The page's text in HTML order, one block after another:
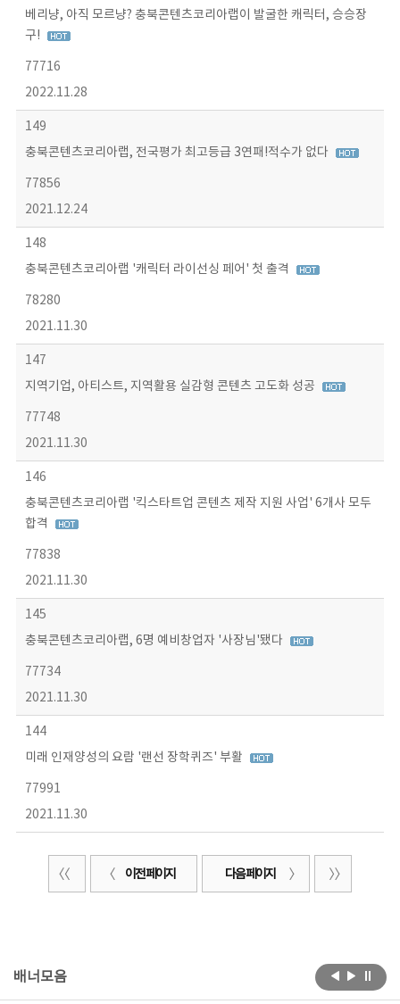
베리냥, 아직 모르냥? 충북콘텐츠코리아랩이 발굴한 캐릭터, 승승장
구!
77716
2022.11.28
149
충북콘텐츠코리아랩, 전국평가 최고등급 3연패!적수가 없다
77856
2021.12.24
148
충북콘텐츠코리아랩 '캐릭터 라이선싱 페어' 첫 출격
78280
2021.11.30
147
지역기업, 아티스트, 지역활용 실감형 콘텐츠 고도화 성공
77748
2021.11.30
146
충북콘텐츠코리아랩 '킥스타트업 콘텐츠 제작 지원 사업' 6개사 모두
합격
77838
2021.11.30
145
충북콘텐츠코리아랩, 6명 예비창업자 '사장님'됐다
77734
2021.11.30
144
미래 인재양성의 요람 '랜선 장학퀴즈' 부활
77991
2021.11.30
이전 페이지 다음 페이지
배너모음